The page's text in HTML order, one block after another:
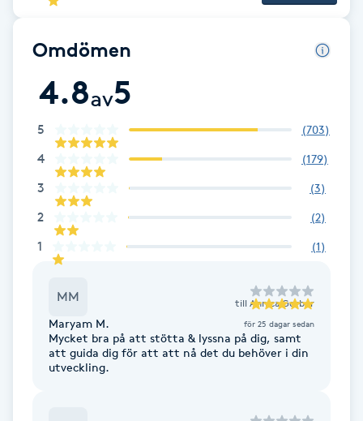
Fransar
Fransborttagning
Fransfärgning
Fransförlängning
Fransförlängning Megavolym
Omdömen
4.8av5
5 (703)
4 (179)
3 (3)
2 (2)
1 (1)
MM till Annica Gerber
Maryam M. för 25 dagar sedan
Mycket bra på att stötta & lyssna på dig, samt
att guida dig för att att nå det du behöver i din
utveckling.